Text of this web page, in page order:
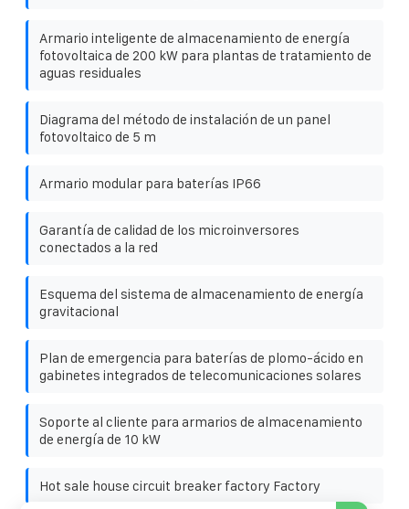
Armario inteligente de almacenamiento de energía
fotovoltaica de 200 kW para plantas de tratamiento de
aguas residuales
Diagrama del método de instalación de un panel
fotovoltaico de 5 m
Armario modular para baterías IP66
Garantía de calidad de los microinversores
conectados a la red
Esquema del sistema de almacenamiento de energía
gravitacional
Plan de emergencia para baterías de plomo-ácido en
gabinetes integrados de telecomunicaciones solares
Soporte al cliente para armarios de almacenamiento
de energía de 10 kW
Hot sale house circuit breaker factory Factory